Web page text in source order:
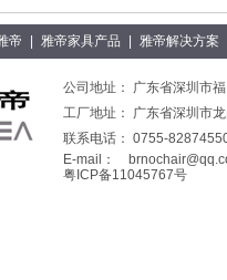
帝 雅帝家具产品 雅帝解决方案
公司地址： 广东省深圳市
工厂地址： 广东省深圳市
联系电话： 0755-
E-mail：
粤ICP备11045767号